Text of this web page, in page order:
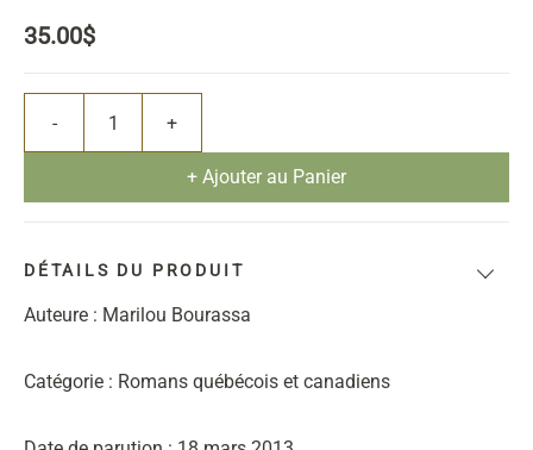
35.00$
+ Ajouter au Panier
DÉTAILS DU PRODUIT
Auteure : Marilou Bourassa
Catégorie : Romans québécois et canadiens